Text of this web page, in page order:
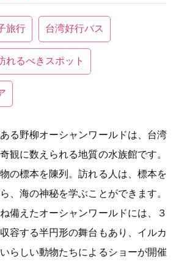
旅行 台湾好行バス
れるべきスポット
る野柳オーシャンワールドは、台湾
観に数えられる地質の水族館です。
の標本を陳列。訪れる人は、標本を
、海の神秘を学ぶことができます。
備えたオーシャンワールドには、３
容する半円形の舞台もあり、イルカ
らしい動物たちによるショーが開催